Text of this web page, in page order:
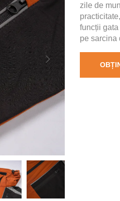
zile de
funcții
pe sarcina